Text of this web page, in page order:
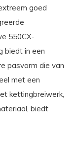
goed
550CX-
biedt in een
pasvorm die van
met een
kettingbreiwerk,
biedt